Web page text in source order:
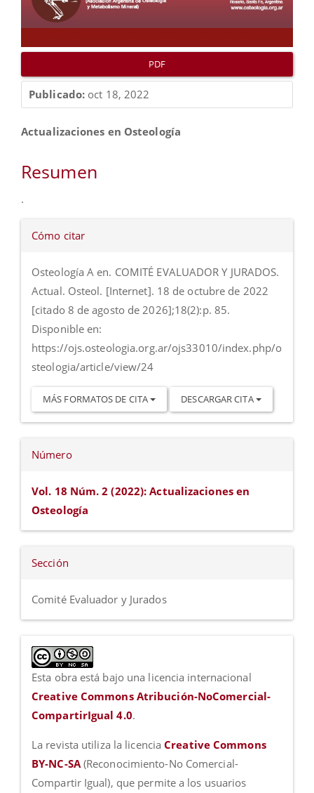
PDF
Publicado: oct 18, 2022
Contenido
del
Actualizaciones en Osteología
Resumen
.
Detalles
del
artículo
Cómo citar
Osteología A en. COMITÉ EVALUADOR Y JURADOS.
Actual. Osteol. [Internet]. 18 de octubre de 2022
[citado 8 de agosto de 2026];18(2):p. 85.
Disponible en:
https://ojs.osteologia.org.ar/ojs33010/index.php/o
steologia/article/view/24
MÁS FORMATOS DE CITA DESCARGAR CITA
Número
Vol. 18 Núm. 2 (2022): Actualizaciones en
Osteología
Sección
Comité Evaluador y Jurados
Esta obra está bajo una licencia internacional
Creative Commons Atribución-NoComercial-
CompartirIgual 4.0.
La revista utiliza la licenciaCreative Commons
BY-NC-SA(Reconocimiento-No Comercial-
Compartir Igual), que permite a los usuarios